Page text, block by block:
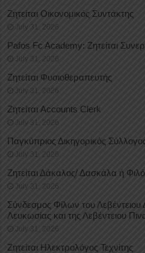
Ζητείται Οικονομικός Συντάκτης
July 31, 2026
Pafos Fc Academy: Ζητείται
July 31, 2026
Ζητείται Φυσιοθεραπευτής
July 31, 2026
Ζητείται Accounts Clerk
July 31, 2026
Παγκύπριος Δικηγορικός
July 31, 2026
Ζητείται Δάκαλος/ Δασκάλα ή
July 31, 2026
Σύνδεσμος Φίλων του Λεβέντειου
Λευκωσίας και της Λεβέντειου
July 31, 2026
Ζητείται Ηλεκτρολόγος Τεχνίτης